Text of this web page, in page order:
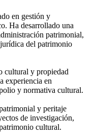
en gestión y
Ha desarrollado una
patrimonial,
del patrimonio
cultural y propiedad
experiencia en
y normativa cultural.
y peritaje
de investigación,
cultural.